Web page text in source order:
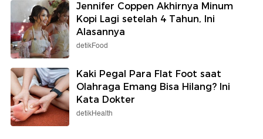
Jennifer Coppen Akhirnya Minum
Kopi Lagi setelah 4 Tahun, Ini
Alasannya
detikFood
Kaki Pegal Para Flat Foot saat
Olahraga Emang Bisa Hilang? Ini
Kata Dokter
detikHealth